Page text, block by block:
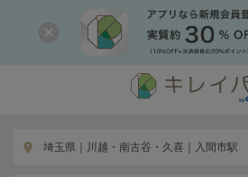
埼玉県｜川越・南古谷・久喜｜入間市駅